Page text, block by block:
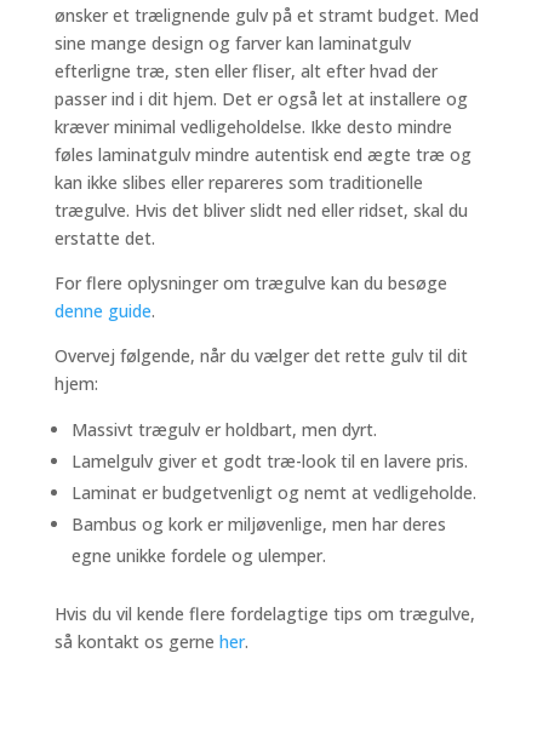
ønsker et trælignende gulv på et stramt budget. Med
sine mange design og farver kan laminatgulv
efterligne træ, sten eller fliser, alt efter hvad der
passer ind i dit hjem. Det er også let at installere og
kræver minimal vedligeholdelse. Ikke desto mindre
føles laminatgulv mindre autentisk end ægte træ og
kan ikke slibes eller repareres som traditionelle
trægulve. Hvis det bliver slidt ned eller ridset, skal du
erstatte det.
For flere oplysninger om trægulve kan du besøge
denne guide.
Overvej følgende, når du vælger det rette gulv til dit
hjem:
Massivt trægulv er holdbart, men dyrt.
Lamelgulv giver et godt træ-look til en lavere pris.
Laminat er budgetvenligt og nemt at vedligeholde.
Bambus og kork er miljøvenlige, men har deres
egne unikke fordele og ulemper.
Hvis du vil kende flere fordelagtige tips om trægulve,
så kontakt os gerne her.